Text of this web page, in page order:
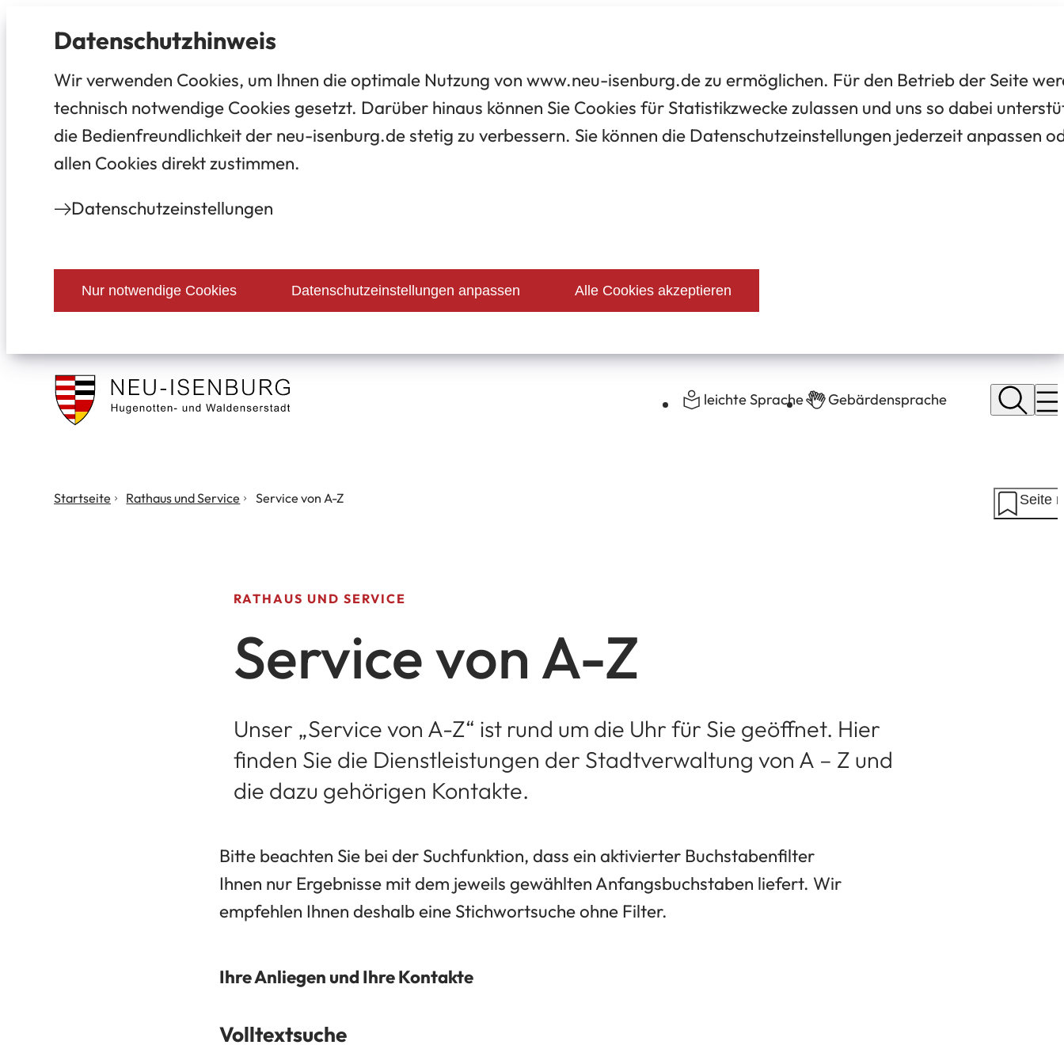
Datenschutz­hinweis
Wir verwenden Cookies, um Ihnen die optimale Nutzung von www.neu-isenburg.de zu ermöglichen. Für den Betrieb der Seite
technisch notwendige Cookies gesetzt. Darüber hinaus können Sie Cookies für Statistikzwecke zulassen und uns so dabei
die Bedienfreundlichkeit der neu-isenburg.de stetig zu verbessern. Sie können die Datenschutzeinstellungen jederzeit anpassen
allen Cookies direkt zustimmen.
Datenschutz­einstellungen
Nur notwendige Cookies Datenschutzeinstellungen anpassen Alle Cookies akzeptieren
Stadt
Isenburg
leichte Sprache Gebärdensprache
Startseite Rathaus und Service Service von A-Z Seite
RATHAUS UND SERVICE
Service von A-Z
Unser „Service von A-Z“ ist rund um die Uhr für Sie geöffnet. Hier
finden Sie die Dienstleistungen der Stadtverwaltung von A – Z und
die dazu gehörigen Kontakte.
Bitte beachten Sie bei der Suchfunktion, dass ein aktivierter Buchstabenfilter
Ihnen nur Ergebnisse mit dem jeweils gewählten Anfangsbuchstaben liefert. Wir
empfehlen Ihnen deshalb eine Stichwortsuche ohne Filter.
Ihre Anliegen und Ihre Kontakte
Volltextsuche